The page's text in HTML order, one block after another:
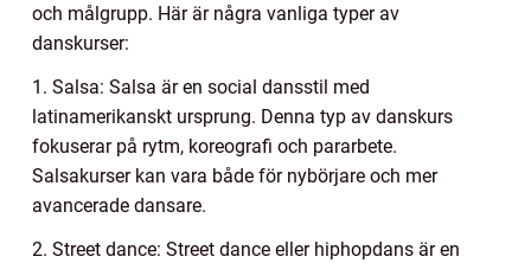
och målgrupp. Här är några vanliga typer av
danskurser:
1. Salsa: Salsa är en social dansstil med
latinamerikanskt ursprung. Denna typ av danskurs
fokuserar på rytm, koreografi och pararbete.
Salsakurser kan vara både för nybörjare och mer
avancerade dansare.
2. Street dance: Street dance eller hiphopdans är en